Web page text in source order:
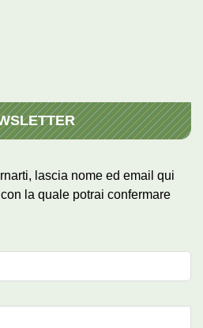
lascia nome ed email qui
la quale potrai confermare